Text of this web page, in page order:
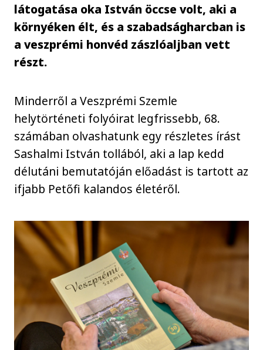
látogatása oka István öccse volt, aki a
környéken élt, és a szabadságharcban is
a veszprémi honvéd zászlóaljban vett
részt.
Minderről a Veszprémi Szemle
helytörténeti folyóirat legfrissebb, 68.
számában olvashatunk egy részletes írást
Sashalmi István tollából, aki a lap kedd
délutáni bemutatóján előadást is tartott az
ifjabb Petőfi kalandos életéről.